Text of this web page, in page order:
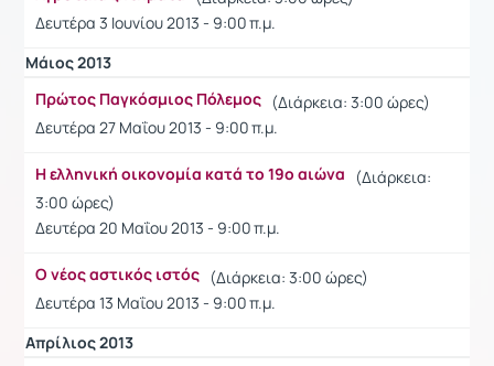
Δευτέρα 3 Ιουνίου 2013 - 9:00 π.μ.
Μάιος 2013
Πρώτος Παγκόσμιος Πόλεμος (Διάρκεια: 3:00 ώρες)
Δευτέρα 27 Μαΐου 2013 - 9:00 π.μ.
Η ελληνική οικονομία κατά το 19ο αιώνα (Διάρκεια:
3:00 ώρες)
Δευτέρα 20 Μαΐου 2013 - 9:00 π.μ.
Ο νέος αστικός ιστός (Διάρκεια: 3:00 ώρες)
Δευτέρα 13 Μαΐου 2013 - 9:00 π.μ.
Απρίλιος 2013